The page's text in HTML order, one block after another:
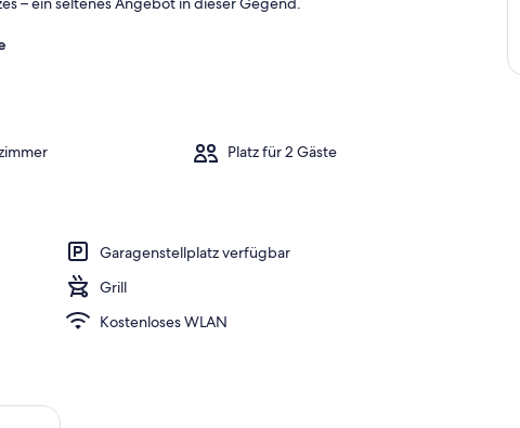
Platz für 2 Gäste
Garagenstellplatz verfügbar
Grill
Kostenloses WLAN